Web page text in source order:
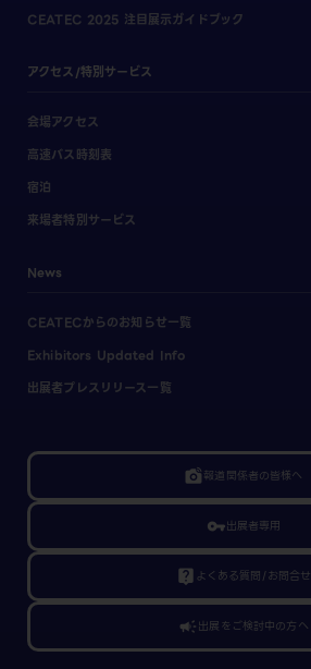
CEATEC 2025 注目展示ガイドブック
アクセス/特別サービス
会場アクセス
高速バス時刻表
宿泊
来場者特別サービス
News
CEATECからのお知らせ一覧
Exhibitors Updated Info
出展者プレスリリース一覧
linked_camera報道関係者の皆様へ
vpn_key出展者専用
live_help よくある質問/お問合せ
campaign出展をご検討中の方へ